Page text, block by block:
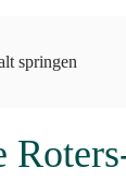
springen